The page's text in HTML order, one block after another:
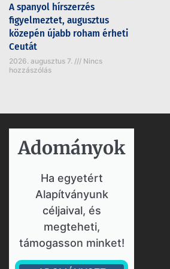
A spanyol hírszerzés
figyelmeztet, augusztus
közepén újabb roham érheti
Ceutát
2026. augusztus 7.
Nincs
hozzászólás
Adományok​
Ha egyetért
Alapítványunk
céljaival, és
megteheti,
támogasson minket!